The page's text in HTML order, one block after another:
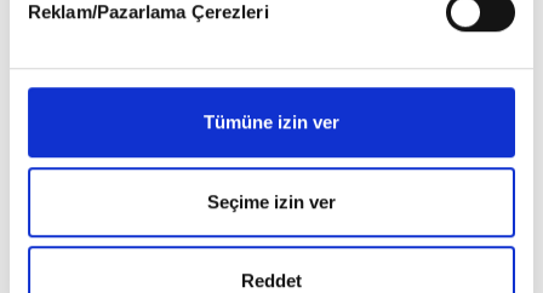
Reklam/Pazarlama Çerezleri
Tümüne izin ver
Seçime izin ver
Reddet
Diziler